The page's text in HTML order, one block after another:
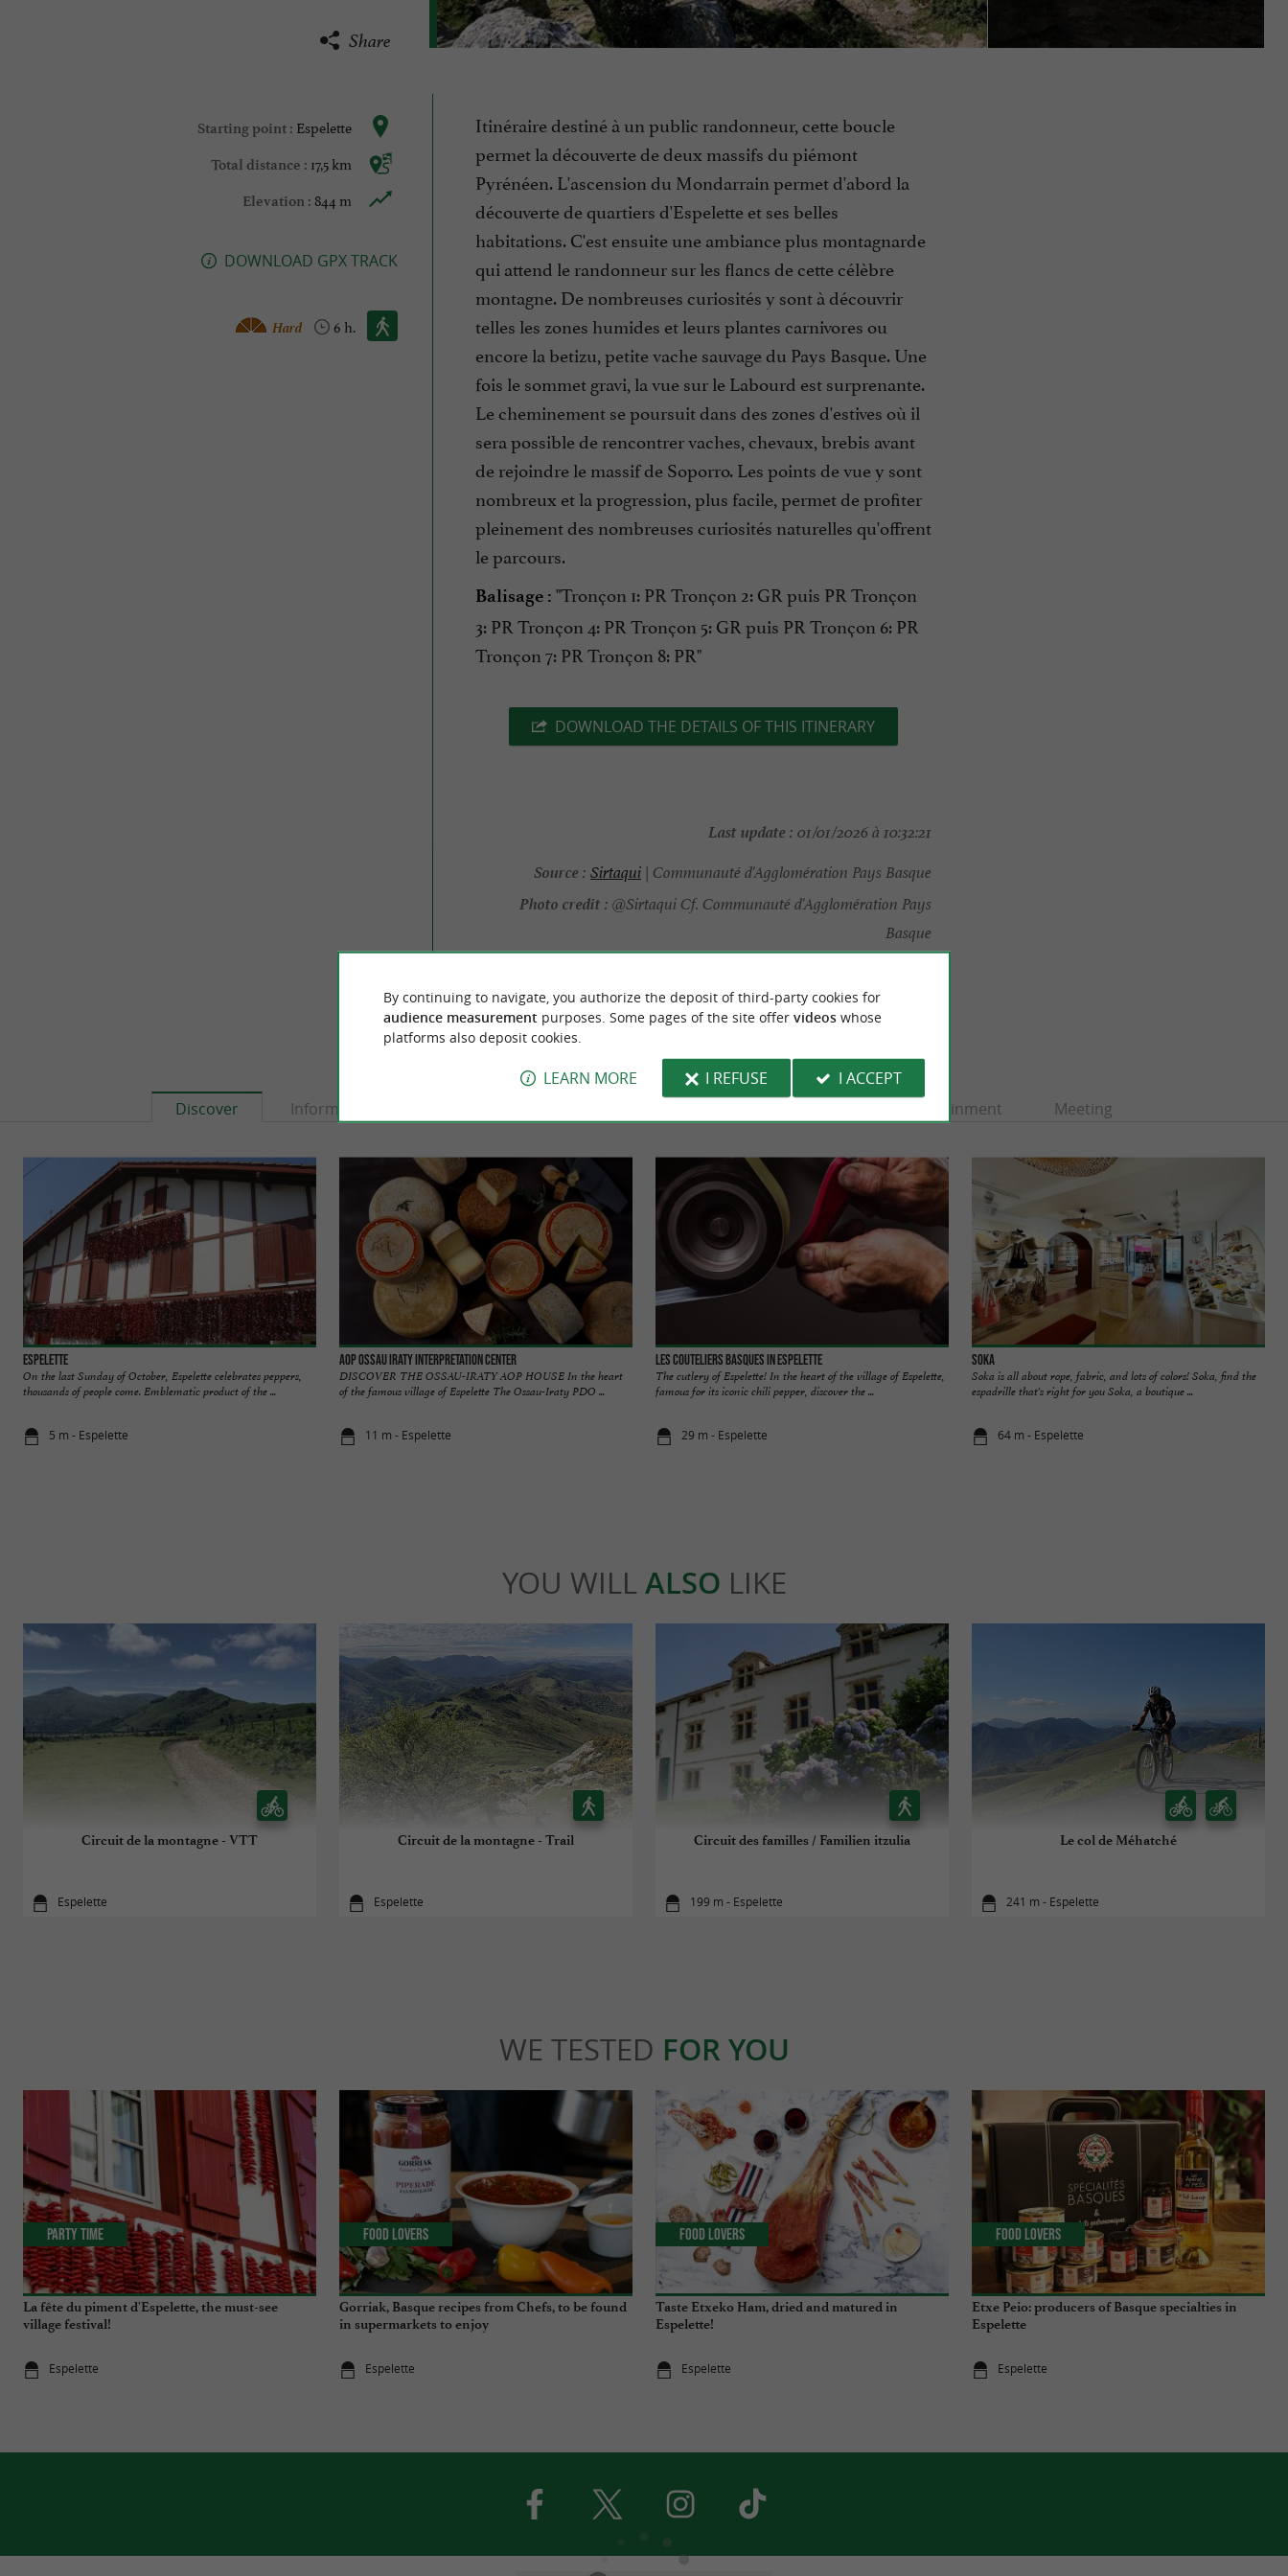
Share
Starting point : Espelette
Total distance : 17,5 km
Elevation : 844 m
DOWNLOAD GPX TRACK
Walking :
6 h.
Hard
Itinéraire destiné à un public randonneur, cette boucle
permet la découverte de deux massifs du piémont
Pyrénéen. L'ascension du Mondarrain permet d'abord la
découverte de quartiers d'Espelette et ses belles
habitations. C'est ensuite une ambiance plus montagnarde
qui attend le randonneur sur les flancs de cette célèbre
montagne. De nombreuses curiosités y sont à découvrir
telles les zones humides et leurs plantes carnivores ou
encore la betizu, petite vache sauvage du Pays Basque. Une
fois le sommet gravi, la vue sur le Labourd est surprenante.
Le cheminement se poursuit dans des zones d'estives où il
sera possible de rencontrer vaches, chevaux, brebis avant
de rejoindre le massif de Soporro. Les points de vue y sont
nombreux et la progression, plus facile, permet de profiter
pleinement des nombreuses curiosités naturelles qu'offrent
le parcours.
Balisage : "Tronçon 1: PR Tronçon 2: GR puis PR Tronçon
3: PR Tronçon 4: PR Tronçon 5: GR puis PR Tronçon 6: PR
Tronçon 7: PR Tronçon 8: PR"
DOWNLOAD THE DETAILS OF THIS ITINERARY
Last update : 01/01/2026 à 10:32:21
Source : Sirtaqui| Communauté d'Agglomération Pays Basque
Photo credit : @Sirtaqui Cf. Communauté d'Agglomération Pays
Basque
TO DISCOVERAROUND
Discover Information Entertainment Meeting
Espelette
On the last Sunday of October, Espelette celebrates peppers,
thousands of people come. Emblematic product of the ...
5 m - Espelette
AOP Ossau Iraty Interpretation Center
DISCOVER THE OSSAU-IRATY AOP HOUSE In the heart
of the famous village of Espelette The Ossau-Iraty PDO ...
11 m - Espelette
Les Couteliers Basques in Espelette
The cutlery of Espelette! In the heart of the village of Espelette,
famous for its iconic chili pepper, discover the ...
29 m - Espelette
Soka
Soka is all about rope, fabric, and lots of colors! Soka, find the
espadrille that's right for you Soka, a boutique ...
64 m - Espelette
YOU WILL ALSO LIKE
Circuit de la montagne - VTT
Espelette
Circuit de la montagne - Trail
Espelette
Circuit des familles / Familien itzulia
199 m - Espelette
Le col de Méhatché
241 m - Espelette
WE TESTED FOR YOU
La fête du piment d'Espelette, the must-see
village festival!
Espelette
Party Time
Gorriak, Basque recipes from Chefs, to be found
in supermarkets to enjoy
Espelette
Food Lovers
Taste Etxeko Ham, dried and matured in
Espelette!
Espelette
Food Lovers
Etxe Peio: producers of Basque specialties in
Espelette
Espelette
Food Lovers
By continuing to navigate, you authorize the deposit of third-party cookies for
audience measurement purposes. Some pages of the site offer videoswhose
platforms also deposit cookies.
LEARN MORE I REFUSE I ACCEPT